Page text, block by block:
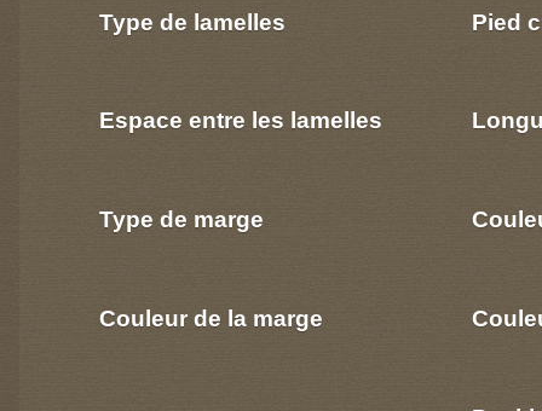
Type de lamelles
Espace entre les lamelles
Type de marge
Couleur de la marge
Pied